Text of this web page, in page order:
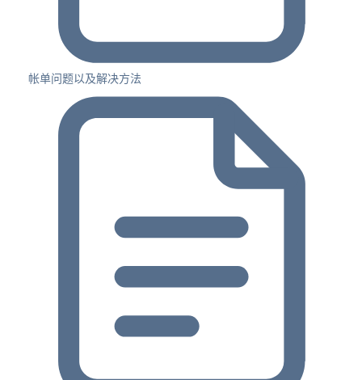
帐单问题以及解决方法